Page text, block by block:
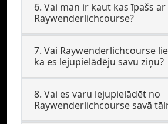
6. Vai man ir kaut kas īpašs ar
Raywenderlichcourse?
7. Vai Raywenderlichcourse
ka es lejupielādēju savu ziņu?
8. Vai es varu lejupielādēt no
Raywenderlichcourse savā